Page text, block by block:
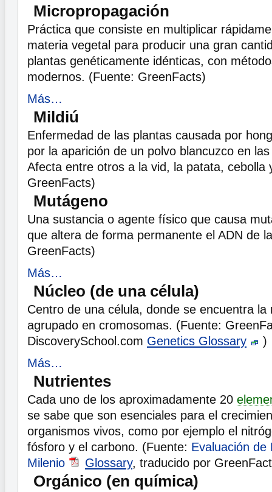
Micropropagación
Práctica que consiste en multiplicar
materia vegetal para producir una gran
plantas genéticamente idénticas, con
modernos. (Fuente: GreenFacts)
Más…
Mildiú
Enfermedad de las plantas causada por
por la aparición de un polvo blancuzco en
Afecta entre otros a la vid, la patata, cebolla
GreenFacts)
Mutágeno
Una sustancia o agente físico que causa
que altera de forma permanente el ADN de
GreenFacts)
Más…
Núcleo (de una célula)
Centro de una célula, donde se encuentra la
agrupado en cromosomas. (Fuente:
DiscoverySchool.com Genetics Glossary
)
Más…
Nutrientes
Cada uno de los aproximadamente 20
se sabe que son esenciales para el
organismos vivos, como por ejemplo el
fósforo y el carbono. (Fuente: Evaluación de
Milenio
Glossary, traducido por
Orgánico (en química)